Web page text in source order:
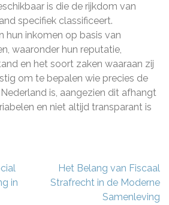
is die de rijkdom van
specifiek classificeert.
hun inkomen op basis van
waaronder hun reputatie,
en het soort zaken waaraan zij
om te bepalen wie precies de
is, aangezien dit afhangt
en niet altijd transparant is
in
Het Belang van Fiscaal
Strafrecht in de Moderne
Samenleving